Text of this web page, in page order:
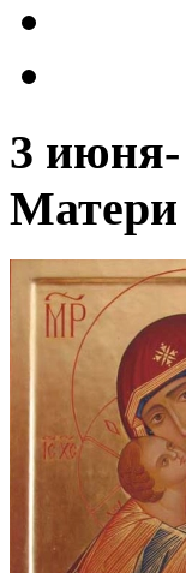
3 июня-
Матери